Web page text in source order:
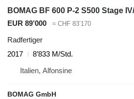
BOMAG BF 600 P-2 S500 Stage
EUR 89’000
≈ CHF 83’170
Radfertiger
2017
8’833 M/Std.
Italien, Alfonsine
BOMAG GmbH